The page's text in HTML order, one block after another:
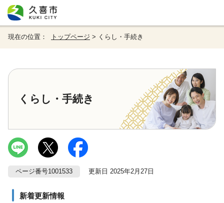
現在の位置： トップページ > くらし・手続き
くらし・手続き
ページ番号1001533 更新日 2025年2月27日
新着更新情報